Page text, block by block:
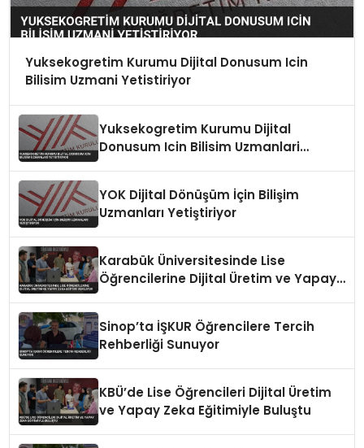
Yuksekogretim Kurumu Dijital Donusum Icin
Bilisim Uzmani Yetistiriyor
Yuksekogretim Kurumu Dijital
Donusum Icin Bilisim Uzmanlari
YOK Dijital Dönüşüm İçin Bilişim
Uzmanları Yetiştiriyor
Karabük Üniversitesinde Lise
Öğrencilerine Dijital Üretim ve Yapay
Sinop’ta İŞKUR Öğrencilere Tercih
Rehberliği Sunuyor
KBÜ’de Lise Öğrencileri Dijital Üretim
ve Yapay Zeka Eğitimiyle Buluştu